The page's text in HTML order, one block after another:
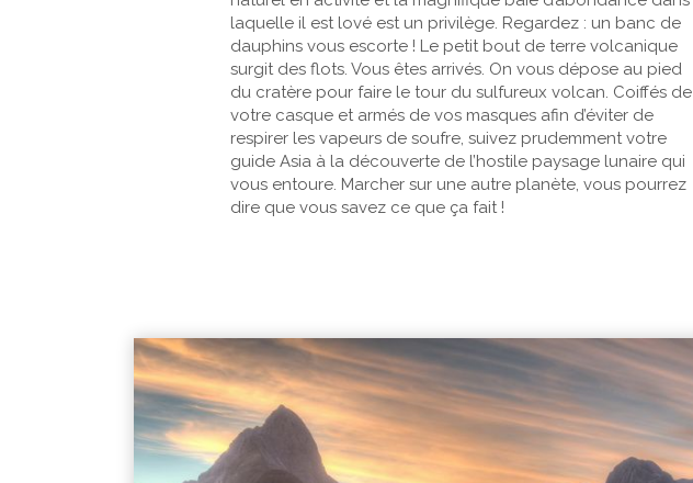
laquelle il est lové est un privilège. Regardez : un banc de
dauphins vous escorte ! Le petit bout de terre volcanique
surgit des flots. Vous êtes arrivés. On vous dépose au pied
du cratère pour faire le tour du sulfureux volcan. Coiffés de
votre casque et armés de vos masques afin d’éviter de
respirer les vapeurs de soufre, suivez prudemment votre
guide Asia à la découverte de l’hostile paysage lunaire qui
vous entoure. Marcher sur une autre planète, vous pourrez
dire que vous savez ce que ça fait !